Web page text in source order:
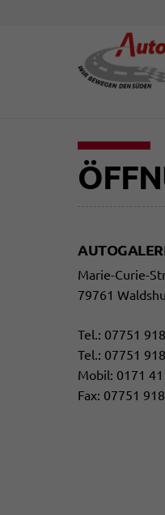
Marie-Curie-
79761
Tel.: 07751
Tel.: 07751
Mobil: 0171
Fax: 07751